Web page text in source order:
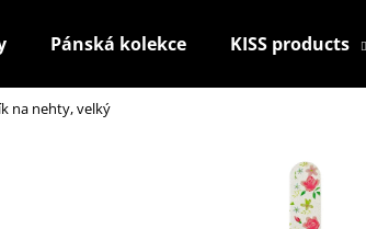
Pánská kolekce KISS products
na nehty, velkýCo potřebujete najít?